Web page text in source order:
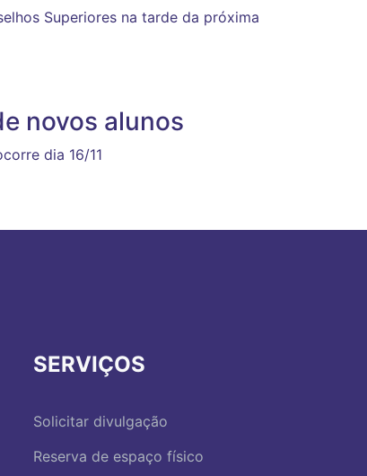
Superiores na tarde da próxima
novos alunos
dia 16/11
SERVIÇOS
Solicitar divulgação
Reserva de espaço físico